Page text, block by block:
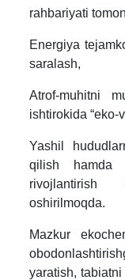
rahbariyati
Energiya
saralash,
Atrof-muhitni
ishtirokida “eko-
Yashil
qilish hamda
rivojlantirish
oshirilmoqda.
Mazkur
yaratish,